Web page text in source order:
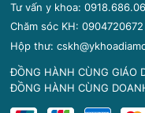
Tư vấn y khoa:
Chăm sóc KH: 0904720672
Hộp thư:
ĐỒNG HÀNH CÙNG GIÁO
ĐỒNG HÀNH CÙNG